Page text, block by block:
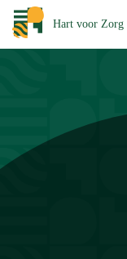
Hart voor Zorg